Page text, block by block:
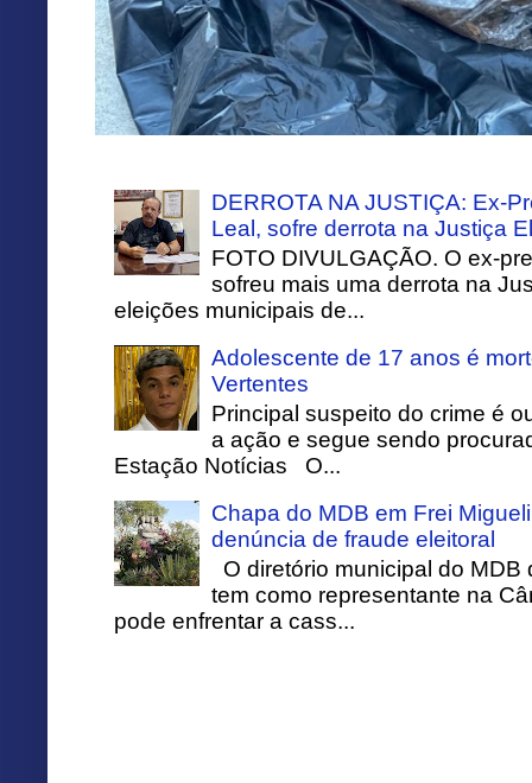
DERROTA NA JUSTIÇA: Ex-
Leal, sofre derrota na Justiça
FOTO DIVULGAÇÃO. O ex-
sofreu mais uma derrota na
eleições municipais de...
Adolescente de 17 anos é
Vertentes
Principal suspeito do crime é
a ação e segue sendo
Estação Notícias O...
Chapa do MDB em Frei
denúncia de fraude eleitoral
O diretório municipal do
tem como representante na
pode enfrentar a cass...